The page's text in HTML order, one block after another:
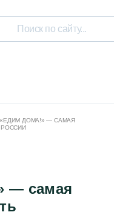
«ЕДИМ ДОМА!» — САМАЯ
— самая